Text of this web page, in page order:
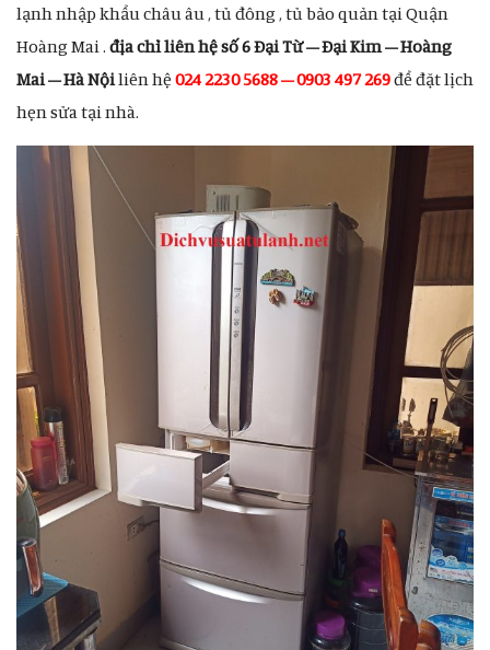
lạnh nhập khẩu châu âu , tủ đông , tủ bảo quản tại Quận
Hoàng Mai . địa chỉ liên hệ số 6 Đại Từ – Đại Kim – Hoàng
Mai – Hà Nộiliên hệ 024 2230 5688 – 0903 497 269để đặt lịch
hẹn sửa tại nhà.